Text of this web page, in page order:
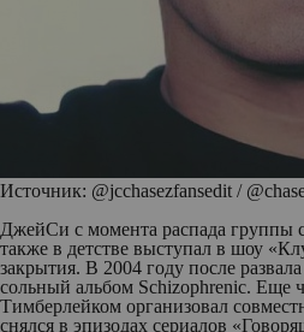
Источник: @jcchasezfansedit /
ДжейСи с момента распада группы
также в детстве выступал в шоу
закрытия. В 2004 году после
сольный альбом Schizophrenic. Еще
Тимберлейком организовал
снялся в эпизодах сериалов